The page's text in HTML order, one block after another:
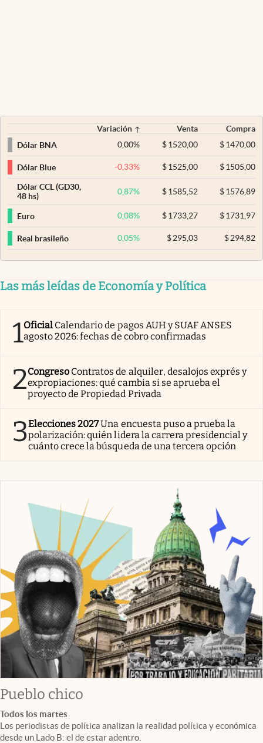
Variación Venta
Compra
Dólar BNA
0,00% $ 1520,00 $1470,00
Dólar Blue -0,33% $ 1525,00 $1505,00
Dólar CCL (GD30,
48 hs)
0,87% $ 1585,52 $1576,89
Euro 0,08% $ 1733,27 $1731,97
Real brasileño 0,05% $295,03 $294,82
Las más leídas de Economía y Política
1Oficial Calendario de pagos AUH y SUAF ANSES
agosto 2026: fechas de cobro confirmadas
2Congreso Contratos de alquiler, desalojos exprés y
expropiaciones: qué cambia si se aprueba el
proyecto de Propiedad Privada
3Elecciones 2027Una encuesta puso a prueba la
polarización: quién lidera la carrera presidencial y
cuánto crece la búsqueda de una tercera opción
Pueblo chico
Todos los martes
Los periodistas de política analizan la realidad política y económica
desde un Lado B: el de estar adentro.